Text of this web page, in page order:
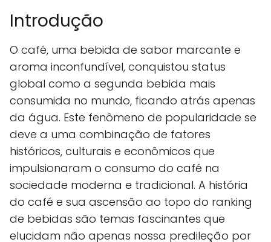
Introdução
O café, uma bebida de sabor marcante e
aroma inconfundível, conquistou status
global como a segunda bebida mais
consumida no mundo, ficando atrás apenas
da água. Este fenômeno de popularidade se
deve a uma combinação de fatores
históricos, culturais e econômicos que
impulsionaram o consumo do café na
sociedade moderna e tradicional. A história
do café e sua ascensão ao topo do ranking
de bebidas são temas fascinantes que
elucidam não apenas nossa predileção por